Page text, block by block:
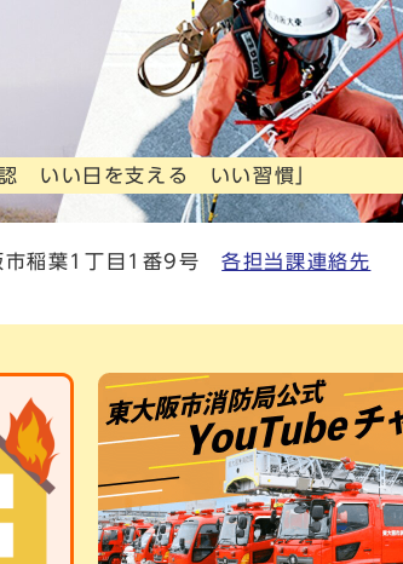
いい日を支える いい習慣」
稲葉1丁目1番9号各担当課連絡先